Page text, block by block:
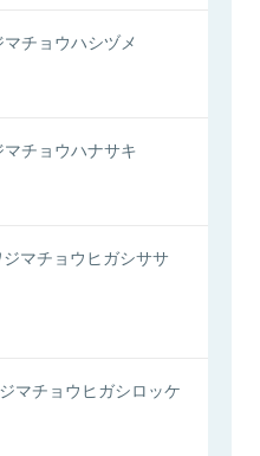
チョウハシヅメ
チョウハナサキ
マチョウヒガシササ
マチョウヒガシロッケ